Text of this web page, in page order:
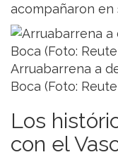
acompañaron en
Arruabarrena a
Boca (Foto:
Los
con el